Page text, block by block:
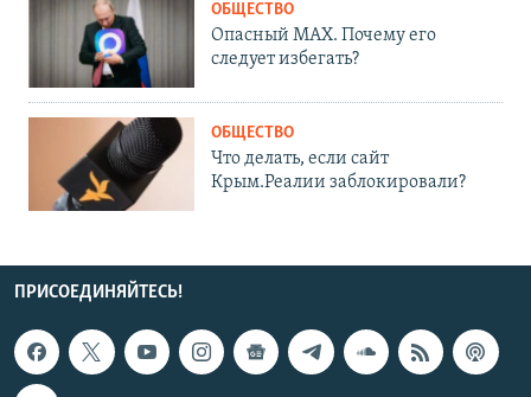
ОБЩЕСТВО
Опасный MAX. Почему его
следует избегать?
ОБЩЕСТВО
Что делать, если сайт
Крым.Реалии заблокировали?
ПРИСОЕДИНЯЙТЕСЬ!